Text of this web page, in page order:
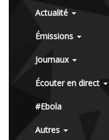
Actualité
Émissions
Journaux
Écouter en direct
#Ebola
Autres